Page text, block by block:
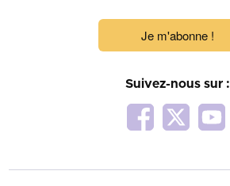
Je m'abonne !
Suivez-nous sur :